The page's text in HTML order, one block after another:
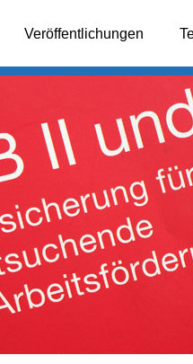
Veröffentlichungen